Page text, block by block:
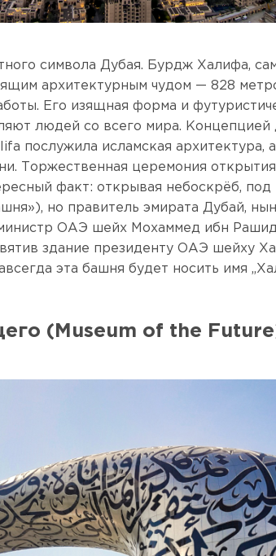
символа Дубая. Бурдж Халифа,
архитектурным чудом — 828
Его изящная форма и
людей со всего мира. Концепцией
послужила исламская архитектура,
Торжественная церемония открытия
факт: открывая небоскрёб,
но правитель эмирата Дубай,
ОАЭ шейх Мохаммед ибн
здание президенту ОАЭ шейху
эта башня будет носить имя
(Museum of the